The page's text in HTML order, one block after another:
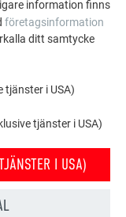
information finns
företagsinformation
ditt samtycke
tjänster i USA)
tjänster i USA)
I USA)